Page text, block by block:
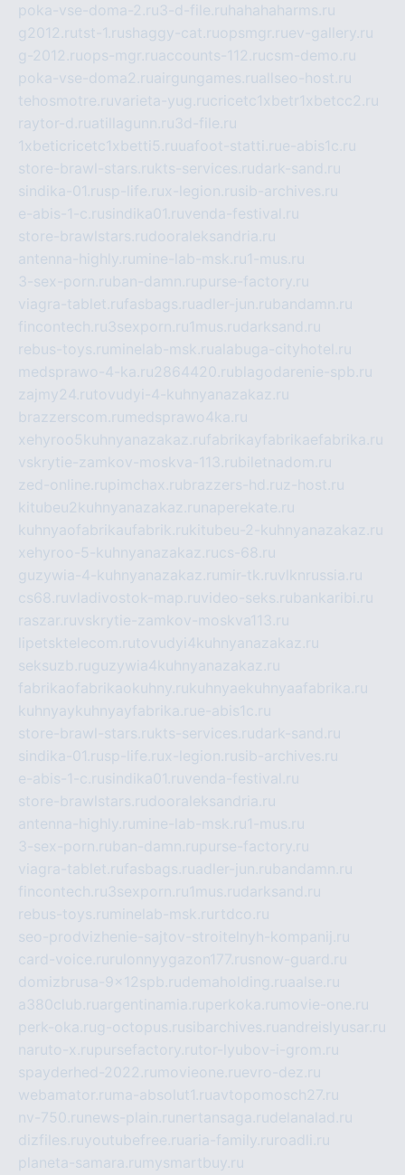
poka-vse-doma-2.ru3-d-file.ru hahahaharms.ru
g2012.rutst-1.rushaggy-cat.ruopsmgr.ruev-gallery.ru
g-2012.ruops-mgr.ruaccounts-112.rucsm-demo.ru
poka-vse-doma2.ruairgungames.ruallseo-host.ru
tehosmotre.ruvarieta-yug.rucricetc1xbetr1xbetcc2.ru
raytor-d.ruatillagunn.ru3d-file.ru
1xbeticricetc1xbetti5.ruuafoot-statti.rue-abis1c.ru
store-brawl-stars.rukts-services.rudark-sand.ru
sindika-01.rusp-life.rux-legion.rusib-archives.ru
e-abis-1-c.rusindika01.ruvenda-festival.ru
store-brawlstars.rudooraleksandria.ru
antenna-highly.ru mine-lab-msk.ru1-mus.ru
3-sex-porn.ruban-damn.rupurse-factory.ru
viagra-tablet.rufasbags.ruadler-jun.rubandamn.ru
fincontech.ru3sexporn.ru1mus.rudarksand.ru
rebus-toys.ru minelab-msk.rualabuga-cityhotel.ru
medsprawo-4-ka.ru2864420.rublagodarenie-spb.ru
zajmy24.rutovudyi-4-kuhnyanazakaz.ru
brazzerscom.ru medsprawo4ka.ru
xehyroo5kuhnyanazakaz.rufabrikayfabrikaefabrika.ru
vskrytie-zamkov-moskva-113.rubiletnadom.ru
zed-online.rupimchax.rubrazzers-hd.ruz-host.ru
kitubeu2kuhnyanazakaz.ru naperekate.ru
kuhnyaofabrikaufabrik.rukitubeu-2-kuhnyanazakaz.ru
xehyroo-5-kuhnyanazakaz.rucs-68.ru
guzywia-4-kuhnyanazakaz.ru mir-tk.ruvlknrussia.ru
cs68.ruvladivostok-map.ruvideo-seks.rubankaribi.ru
raszar.ruvskrytie-zamkov-moskva113.ru
lipetsktelecom.rutovudyi4kuhnyanazakaz.ru
seksuzb.ruguzywia4kuhnyanazakaz.ru
fabrikaofabrikaokuhny.rukuhnyaekuhnyaafabrika.ru
kuhnyaykuhnyayfabrika.rue-abis1c.ru
store-brawl-stars.rukts-services.rudark-sand.ru
sindika-01.rusp-life.rux-legion.rusib-archives.ru
e-abis-1-c.rusindika01.ruvenda-festival.ru
store-brawlstars.rudooraleksandria.ru
antenna-highly.ru mine-lab-msk.ru1-mus.ru
3-sex-porn.ruban-damn.rupurse-factory.ru
viagra-tablet.rufasbags.ruadler-jun.rubandamn.ru
fincontech.ru3sexporn.ru1mus.rudarksand.ru
rebus-toys.ru minelab-msk.ru rtdco.ru
seo-prodvizhenie-sajtov-stroitelnyh-kompanij.ru
card-voice.ru rulonnyygazon177.rusnow-guard.ru
domizbrusa-9x12spb.rudemaholding.ruaalse.ru
a380club.ruargentinamia.ruperkoka.ru movie-one.ru
perk-oka.rug-octopus.rusibarchives.ruandreislyusar.ru
naruto-x.rupursefactory.rutor-lyubov-i-grom.ru
spayderhed-2022.ru movieone.ruevro-dez.ru
webamator.ru ma-absolut1.ruavtopomosch27.ru
nv-750.ru news-plain.ru nertansaga.rudelanalad.ru
dizfiles.ruyoutubefree.ruaria-family.ru roadli.ru
planeta-samara.ru mysmartbuy.ru